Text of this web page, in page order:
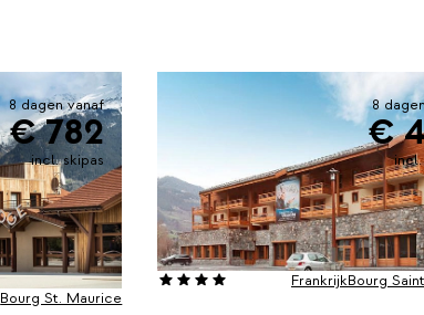
8 dagen vanaf
€ 782
incl. skipas
Bourg St. Maurice
8
€
FrankrijkBourg